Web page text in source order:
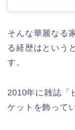
そんな華麗なる
る経歴はというと
す。
2010年に雑誌「
ケットを飾って